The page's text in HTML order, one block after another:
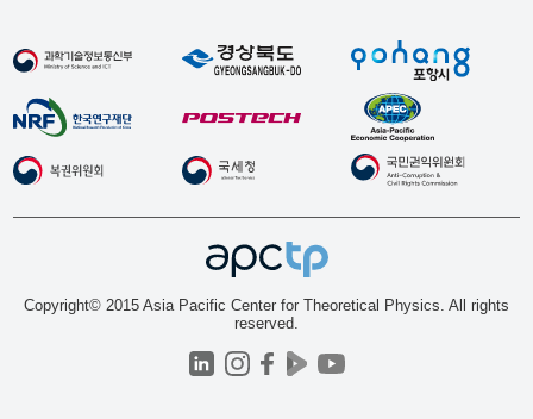
Copyright© 2015 Asia Pacific Center for Theoretical Physics. All rights
reserved.